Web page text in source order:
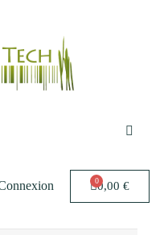
0,00 €